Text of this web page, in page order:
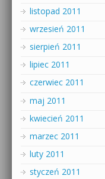
listopad 2011
wrzesień 2011
sierpień 2011
lipiec 2011
czerwiec 2011
maj 2011
kwiecień 2011
marzec 2011
luty 2011
styczeń 2011